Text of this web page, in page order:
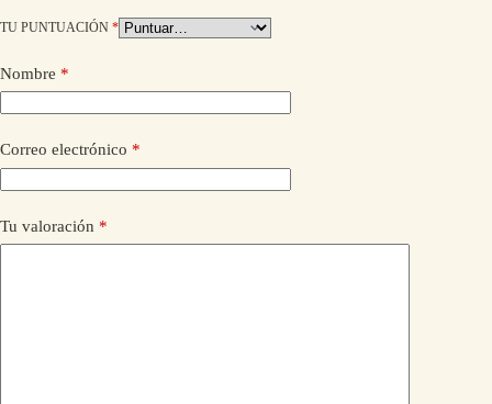
TU PUNTUACIÓN *
Nombre *
Correo electrónico *
Tu valoración *